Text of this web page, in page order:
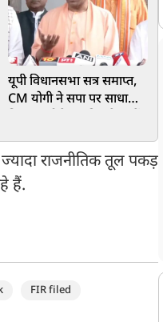
यूपी विधानसभा सत्र समाप्त,
CM योगी ने सपा पर साधा
राजनीतिक तूल पकड़
हैं.
FIR filed